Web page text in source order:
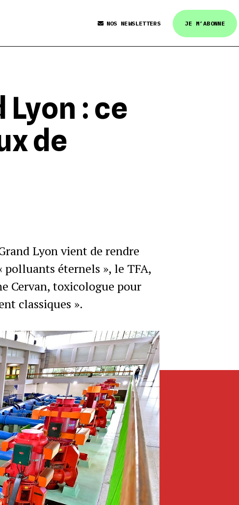
NOS NEWSLETTERS JE M’ABONNE
Lyon : ce
de
Lyon vient de rendre
polluants éternels », le TFA,
Cervan, toxicologue pour
classiques ».